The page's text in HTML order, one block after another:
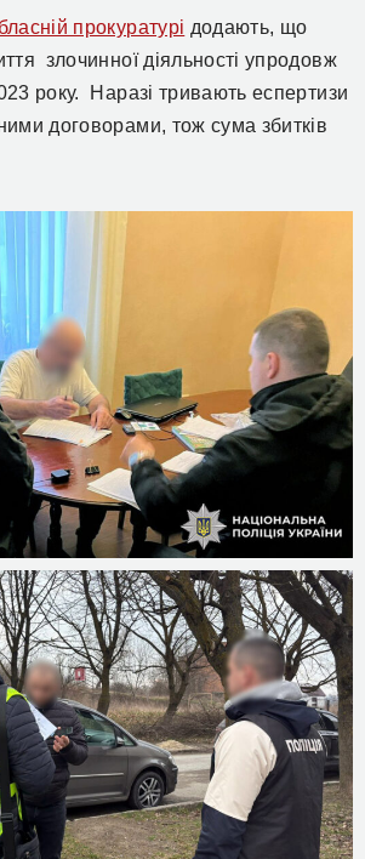
прокуратурі додають, що
злочинної діяльності упродовж
року. Наразі тривають еспертизи
договорами, тож сума збитків